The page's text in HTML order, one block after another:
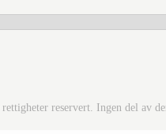
reservert. Ingen del av